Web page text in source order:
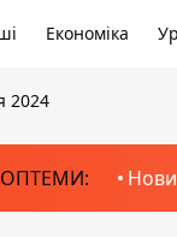
Економіка
2024